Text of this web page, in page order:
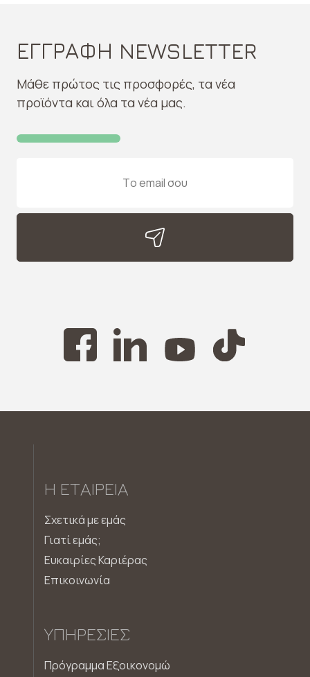
ΕΓΓΡΑΦΗ NEWSLETTER
Μάθε πρώτος τις προσφορές, τα νέα
προϊόντα και όλα τα νέα μας.
Η ΕΤΑΙΡΕΊΑ
Σχετικά με εμάς
Γιατί εμάς;
Ευκαιρίες Καριέρας
Επικοινωνία
ΥΠΗΡΕΣΊΕΣ
Πρόγραμμα Εξοικονομώ